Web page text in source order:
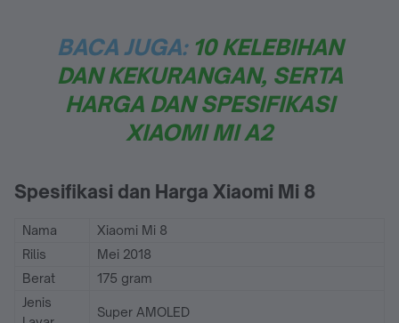
BACA JUGA: 10 KELEBIHAN
DAN KEKURANGAN, SERTA
HARGA DAN SPESIFIKASI
XIAOMI MI A2
Spesifikasi dan Harga Xiaomi Mi 8
Nama
Xiaomi Mi 8
Rilis
Mei 2018
Berat
175 gram
Jenis
Super AMOLED